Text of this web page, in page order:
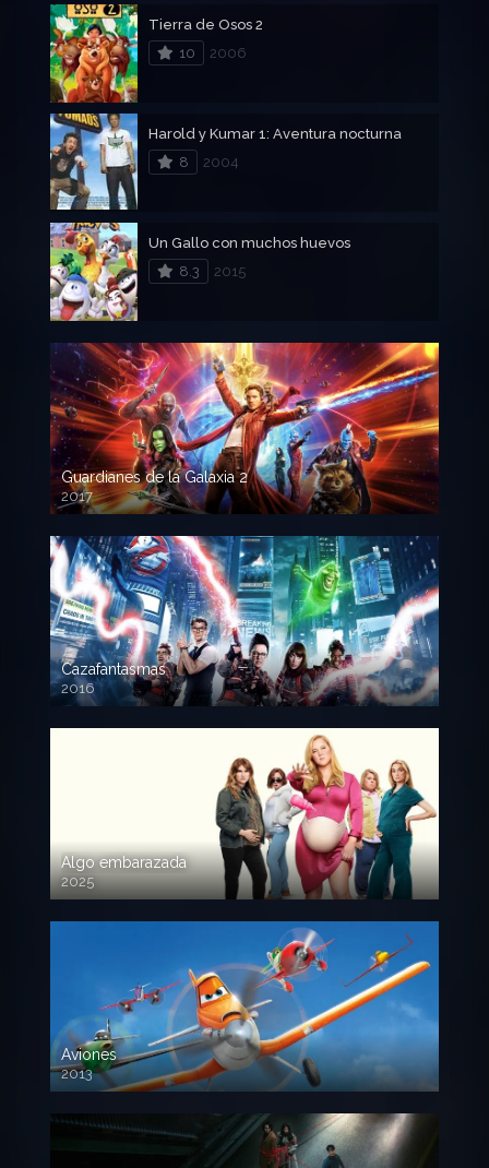
Tierra de Osos 2
10
2006
Harold y Kumar 1: Aventura nocturna
8
2004
Un Gallo con muchos huevos
8.3
2015
Guardianes de la Galaxia 2
2017
720p HD
Cazafantasmas
2016
720p HD
Algo embarazada
2025
720p HD
Aviones
2013
720 HD